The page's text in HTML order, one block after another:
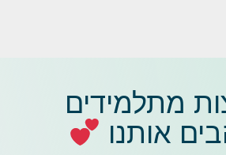
מתלמידים
אותנו